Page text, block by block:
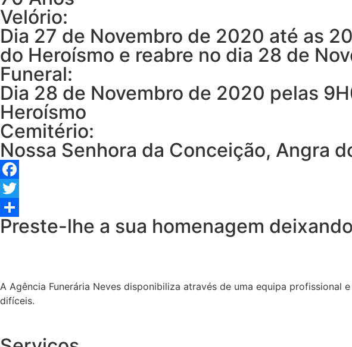
Velório:
Dia 27 de Novembro de 2020 até as
do Heroísmo e reabre no dia 28 de
Funeral:
Dia 28 de Novembro de 2020 pelas
Heroísmo
Cemitério:
Nossa Senhora da Conceição, Angra
Facebook
Twitter
Share
Preste-lhe a sua homenagem
A Agência Funerária Neves disponibiliza através de uma equipa
difíceis.